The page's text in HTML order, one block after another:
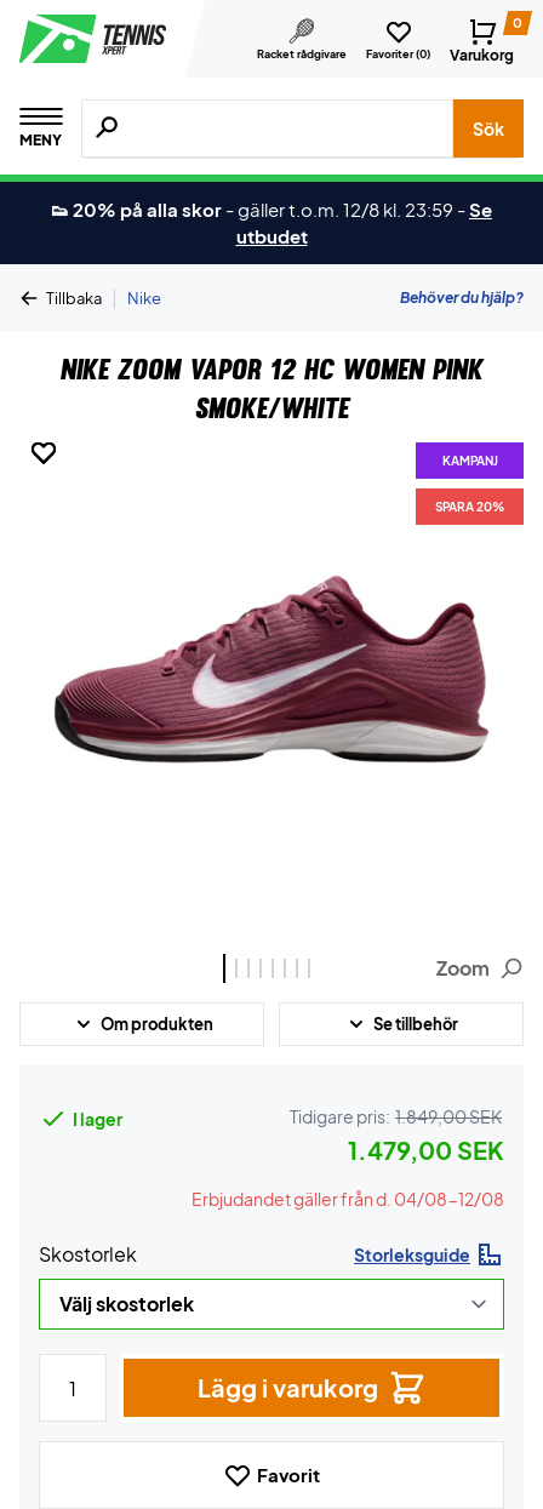
Racket rådgivare Favoriter (0)
0
Varukorg
MENY
Sök efter produkter, märken osv.
Sök
👟 20% på alla skor -gäller t.o.m. 12/8 kl. 23:59 -Se
utbudet
Tillbaka | Nike Behöver du hjälp?
Nike Zoom Vapor 12 Hc Women Pink
Smoke/White
KAMPANJ
SPARA 20%
KAMPANJ
SPARA 20%
KAMPANJ
SPARA 20%
KAMPANJ
SPARA 20%
KAMPANJ
SPARA 20%
KAMPANJ
SPARA 20%
KAMPANJ
SPARA 20%
KAMPANJ
SPARA 20%
Zoom
Om produkten Se tillbehör
I lager Tidigare pris: 1.849,00 SEK
1.479,00 SEK
Erbjudandet gäller från d. 04/08-12/08
Skostorlek Storleksguide
Lägg i varukorg
Favorit